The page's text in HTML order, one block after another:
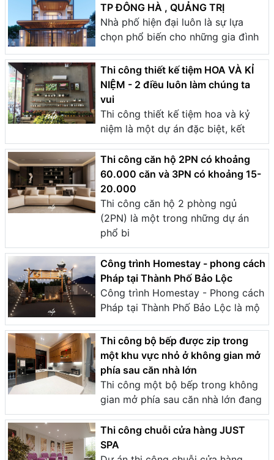
TP ĐÔNG HÀ , QUẢNG TRỊ
Nhà phố hiện đại luôn là sự lựa
chọn phổ biến cho những gia đình
Thi công thiết kế tiệm HOA VÀ KỈ
NIỆM - 2 điều luôn làm chúng ta
vui
Thi công thiết kế tiệm hoa và kỷ
niệm là một dự án đặc biệt, kết
Thi công căn hộ 2PN có khoảng
60.000 căn và 3PN có khoảng 15-
20.000
Thi công căn hộ 2 phòng ngủ
(2PN) là một trong những dự án
phổ bi
Công trình Homestay - phong cách
Pháp tại Thành Phố Bảo Lộc
Công trình Homestay - Phong cách
Pháp tại Thành Phố Bảo Lộc là mộ
Thi công bộ bếp được zip trong
một khu vực nhỏ ở không gian mở
phía sau căn nhà lớn
Thi công một bộ bếp trong không
gian mở phía sau căn nhà lớn đang
Thi công chuỗi cửa hàng JUST
SPA